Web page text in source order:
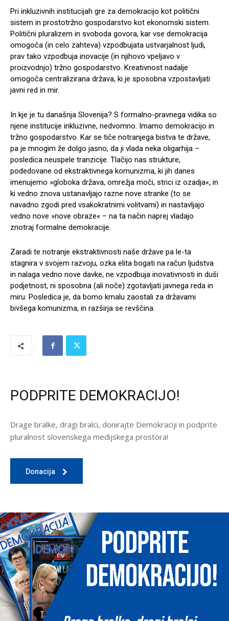
Pri inkluzivnih institucijah gre za demokracijo kot politični
sistem in prostotržno gospodarstvo kot ekonomski sistem.
Politični pluralizem in svoboda govora, kar vse demokracija
omogoča (in celo zahteva) vzpodbujata ustvarjalnost ljudi,
prav tako vzpodbuja inovacije (in njihovo vpeljavo v
proizvodnjo) tržno gospodarstvo. Kreativnost nadalje
omogoča centralizirana država, ki je sposobna vzpostavljati
javni red in mir.
In kje je tu današnja Slovenija? S formalno-pravnega vidika so
njene institucije inkluzivne, nedvomno. Imamo demokracijo in
tržno gospodarstvo. Kar se tiče notranjega bistva te države,
pa je mnogim že dolgo jasno, da ji vlada neka oligarhija –
posledica neuspele tranzicije. Tlačijo nas strukture,
podedovane od ekstraktivnega komunizma, ki jih danes
imenujemo »globoka država, omrežja moči, strici iz ozadja«, in
ki vedno znova ustanavljajo razne nove stranke (to se
navadno zgodi pred vsakokratnimi volitvami) in nastavljajo
vedno nove »nove obraze« – na ta način naprej vladajo
znotraj formalne demokracije.
Zaradi te notranje ekstraktivnosti naše države pa le-ta
stagnira v svojem razvoju, ozka elita bogati na račun ljudstva
in nalaga vedno nove davke, ne vzpodbuja inovativnosti in duši
podjetnost, ni sposobna (ali noče) zgotavljati javnega reda in
miru. Posledica je, da bomo kmalu zaostali za državami
bivšega komunizma, in razširja se revščina.
PODPRITE DEMOKRACIJO!
Drage bralke, dragi bralci, donirajte Demokraciji in podprite
pluralnost slovenskega medijskega prostora!
Donacija